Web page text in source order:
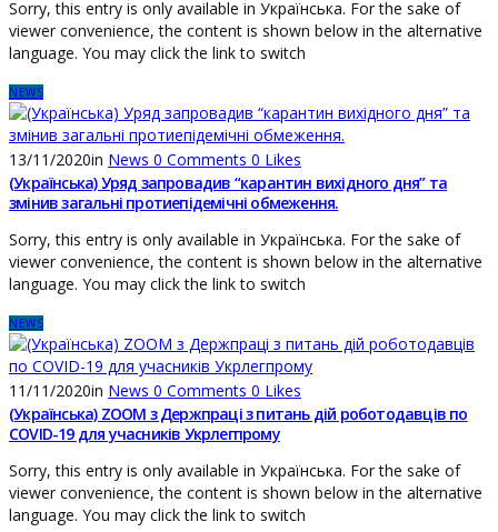
Sorry, this entry is only available in Українська. For the sake of
viewer convenience, the content is shown below in the alternative
language. You may click the link to switch
NEWS
13/11/2020in News 0 Comments 0 Likes
(Українська) Уряд запровадив “карантин вихідного дня” та
змінив загальні протиепідемічні обмеження.
Sorry, this entry is only available in Українська. For the sake of
viewer convenience, the content is shown below in the alternative
language. You may click the link to switch
NEWS
11/11/2020in News 0 Comments 0 Likes
(Українська) ZOOM з Держпраці з питань дій роботодавців по
COVID-19 для учасників Укрлегпрому
Sorry, this entry is only available in Українська. For the sake of
viewer convenience, the content is shown below in the alternative
language. You may click the link to switch